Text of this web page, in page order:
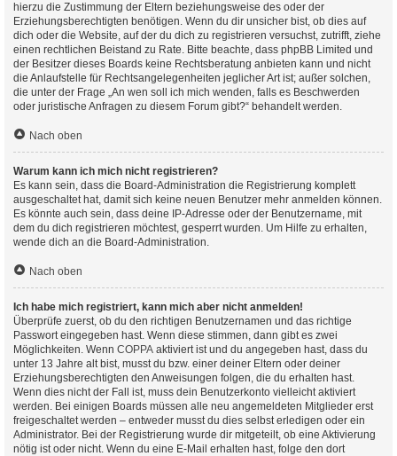
hierzu die Zustimmung der Eltern beziehungsweise des oder der
Erziehungsberechtigten benötigen. Wenn du dir unsicher bist, ob dies auf
dich oder die Website, auf der du dich zu registrieren versuchst, zutrifft, ziehe
einen rechtlichen Beistand zu Rate. Bitte beachte, dass phpBB Limited und
der Besitzer dieses Boards keine Rechtsberatung anbieten kann und nicht
die Anlaufstelle für Rechtsangelegenheiten jeglicher Art ist; außer solchen,
die unter der Frage „An wen soll ich mich wenden, falls es Beschwerden
oder juristische Anfragen zu diesem Forum gibt?“ behandelt werden.
Nach oben
Warum kann ich mich nicht registrieren?
Es kann sein, dass die Board-Administration die Registrierung komplett
ausgeschaltet hat, damit sich keine neuen Benutzer mehr anmelden können.
Es könnte auch sein, dass deine IP-Adresse oder der Benutzername, mit
dem du dich registrieren möchtest, gesperrt wurden. Um Hilfe zu erhalten,
wende dich an die Board-Administration.
Nach oben
Ich habe mich registriert, kann mich aber nicht anmelden!
Überprüfe zuerst, ob du den richtigen Benutzernamen und das richtige
Passwort eingegeben hast. Wenn diese stimmen, dann gibt es zwei
Möglichkeiten. Wenn COPPA aktiviert ist und du angegeben hast, dass du
unter 13 Jahre alt bist, musst du bzw. einer deiner Eltern oder deiner
Erziehungsberechtigten den Anweisungen folgen, die du erhalten hast.
Wenn dies nicht der Fall ist, muss dein Benutzerkonto vielleicht aktiviert
werden. Bei einigen Boards müssen alle neu angemeldeten Mitglieder erst
freigeschaltet werden – entweder musst du dies selbst erledigen oder ein
Administrator. Bei der Registrierung wurde dir mitgeteilt, ob eine Aktivierung
nötig ist oder nicht. Wenn du eine E-Mail erhalten hast, folge den dort